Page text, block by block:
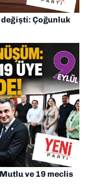
Çoğunluk
ve 19 meclis